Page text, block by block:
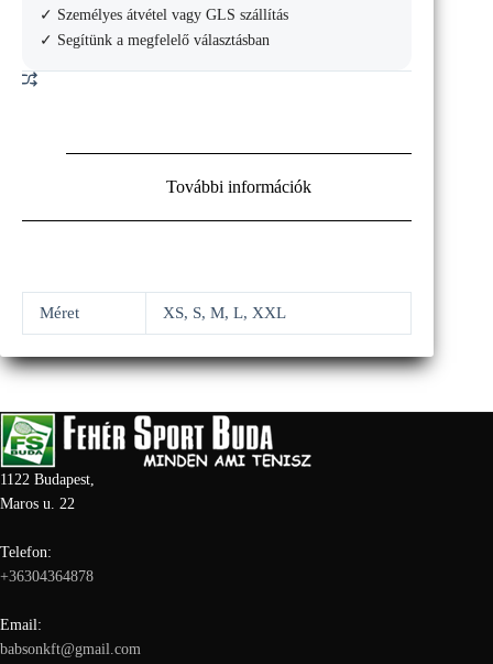
✓ Személyes átvétel vagy GLS szállítás
✓ Segítünk a megfelelő választásban
További információk
Méret XS, S, M, L, XXL
1122 Budapest,
Maros u. 22
Telefon:
+36304364878
Email:
babsonkft@gmail.com